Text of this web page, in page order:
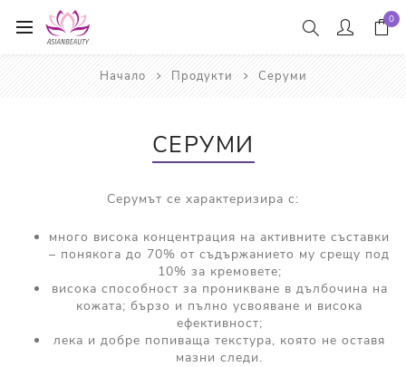
0
Начало Продукти Серуми
СЕРУМИ
Серумът се характеризира с:
много висока концентрация на активните съставки
– понякога до 70% от съдържанието му срещу под
10% за кремовете;
висока способност за проникване в дълбочина на
кожата; бързо и пълно усвояване и висока
ефективност;
лека и добре попиваща текстура, която не оставя
мазни следи.